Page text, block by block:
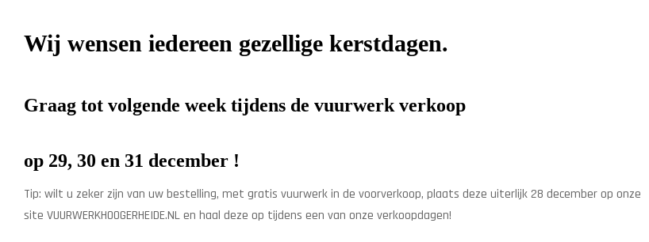
Wij wensen iedereen gezellige kerstdagen.
Graag tot volgende week tijdens de vuurwerk verkoop
op 29, 30 en 31 december !
Tip: wilt u zeker zijn van uw bestelling, met gratis vuurwerk in de voorverkoop, plaats deze uiterlijk 28 december op onze
site VUURWERKHOOGERHEIDE.NL en haal deze op tijdens een van onze verkoopdagen!